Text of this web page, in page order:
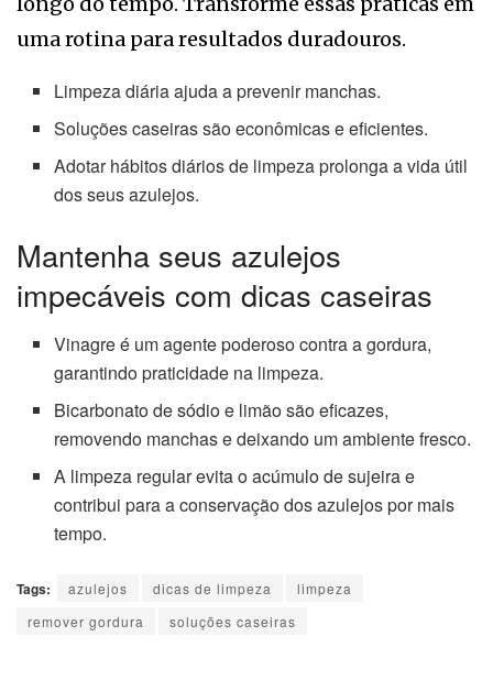
uma rotina para resultados duradouros.
Limpeza diária ajuda a prevenir manchas.
Soluções caseiras são econômicas e eficientes.
Adotar hábitos diários de limpeza prolonga a vida útil
dos seus azulejos.
Mantenha seus azulejos
impecáveis com dicas caseiras
Vinagre é um agente poderoso contra a gordura,
garantindo praticidade na limpeza.
Bicarbonato de sódio e limão são eficazes,
removendo manchas e deixando um ambiente fresco.
A limpeza regular evita o acúmulo de sujeira e
contribui para a conservação dos azulejos por mais
tempo.
Tags: azulejos dicas de limpeza
limpeza
remover gordura
soluções caseiras